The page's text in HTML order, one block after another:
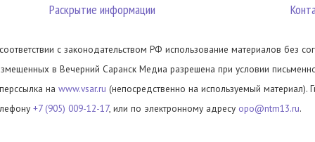
Раскрытие информации
с законодательством РФ использование материалов без
в Вечерний Саранск Медиа разрешена при условии
на www.vsar.ru (непосредственно на используемый материал).
+7 (905) 009-12-17, или по электронному адресу opo@ntm13.ru.